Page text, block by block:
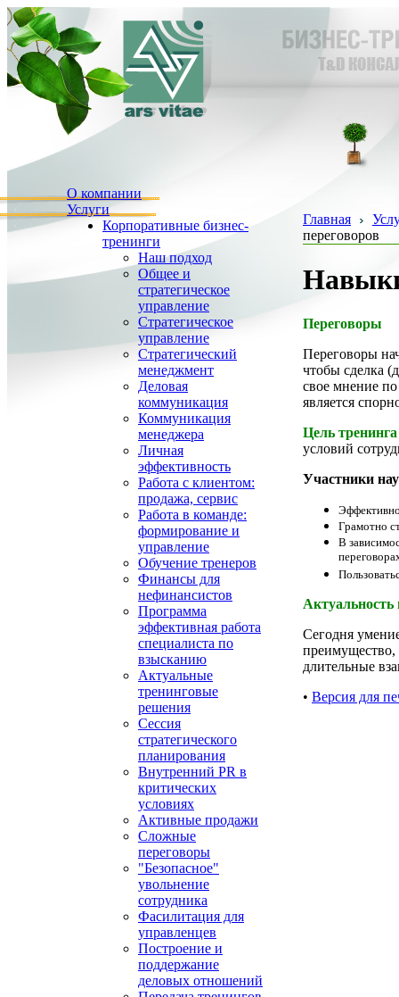
О компании
Услуги
Корпоративные бизнес-
тренинги
Наш подход
Общее и
стратегическое
управление
Стратегическое
управление
Стратегический
менеджмент
Деловая
коммуникация
Коммуникация
менеджера
Личная
эффективность
Работа с клиентом:
продажа, сервис
Работа в команде:
формирование и
управление
Обучение тренеров
Финансы для
нефинансистов
Программа
эффективная работа
специалиста по
взысканию
Актуальные
тренинговые
решения
Сессия
стратегического
планирования
Внутренний PR в
критических
условиях
Активные продажи
Сложные
переговоры
"Безопасное"
увольнение
сотрудника
Фасилитация для
управленцев
Построение и
поддержание
деловых отношений
Главная
переговоров
Переговоры
Переговоры
чтобы сделка
свое мнение
является
Цель тренинга
условий
Участники
Грамотно
В
Сегодня
преимущество,
длительные
• Версия для